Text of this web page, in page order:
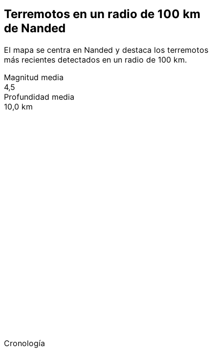
Terremotos en un radio de 100 km
de Nanded
El mapa se centra en Nanded y destaca los terremotos
más recientes detectados en un radio de 100 km.
Magnitud media
4,5
Profundidad media
10,0 km
Cronología